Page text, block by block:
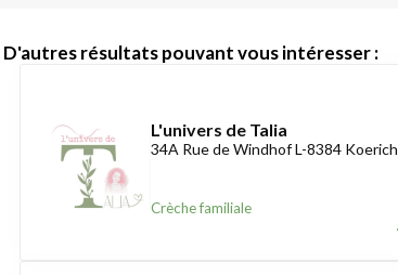
D'autres résultats pouvant vous intéresser :
L'univers de Talia
34A Rue de Windhof L-8384 Koerich
Crèche familiale